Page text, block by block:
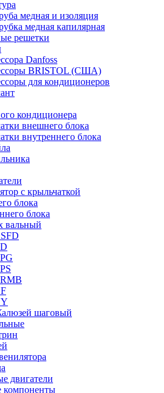
медная и изоляция
медная капилярная
решетки
Danfoss
BRISTOL (США)
для кондиционеров
кондиционера
внешнего блока
внутреннего блока
с крыльчаткой
блока
блока
вальный
шаговый
двигатели
компоненты